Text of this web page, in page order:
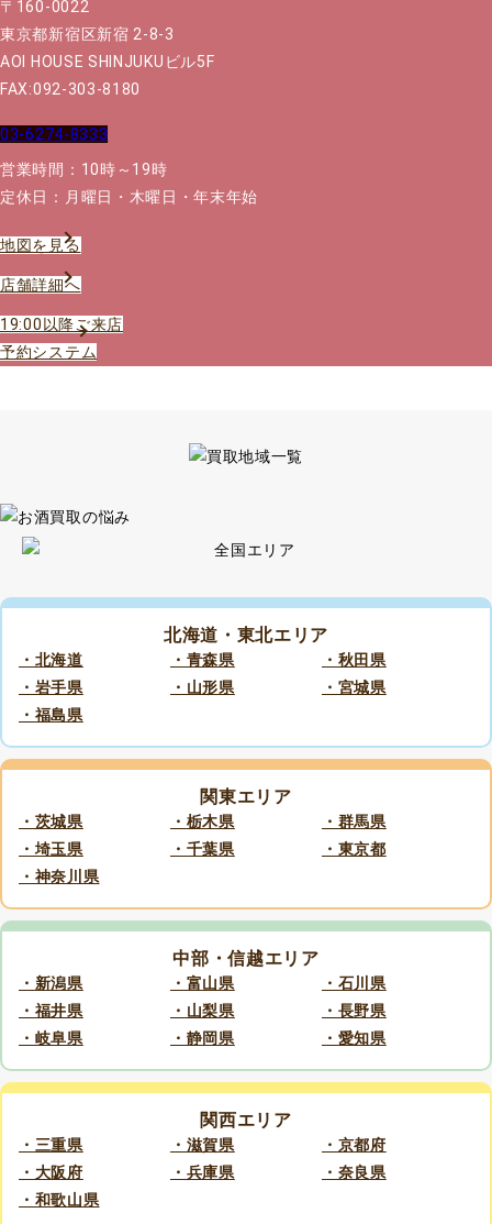
〒160-0022
東京都新宿区新宿 2-8-3
AOI HOUSE SHINJUKUビル5F
FAX:092-303-8180
03-6274-8333
営業時間：10時～19時
定休日：月曜日・木曜日・年末年始
地図を見る
店舗詳細へ
19:00以降ご来店
予約システム
北海道・東北エリア
・北海道 ・青森県
・秋田県
・岩手県
・山形県
・宮城県
・福島県
関東エリア
・茨城県 ・栃木県
・群馬県
・埼玉県
・千葉県
・東京都
・神奈川県
中部・信越エリア
・新潟県 ・富山県
・石川県
・福井県
・山梨県
・長野県
・岐阜県
・静岡県 ・愛知県
関西エリア
・三重県 ・滋賀県
・京都府
・大阪府
・兵庫県
・奈良県
・和歌山県